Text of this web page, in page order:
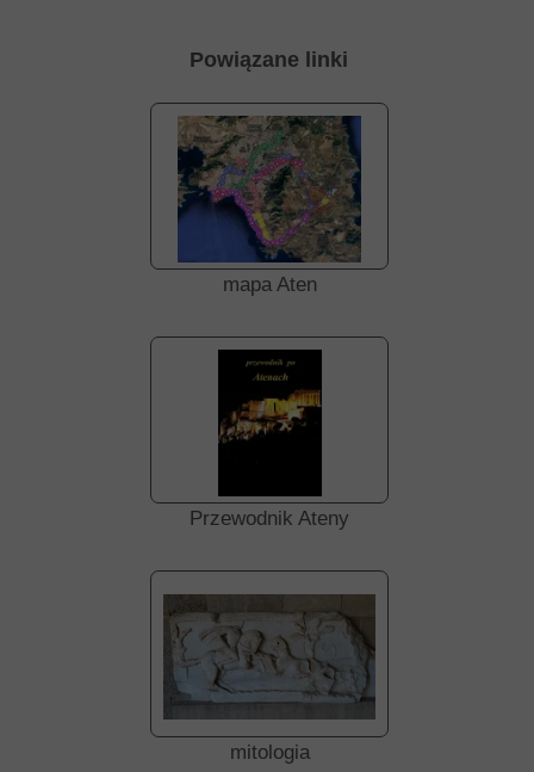
mapa Aten
Przewodnik Ateny
mitologia
Powiązane linki